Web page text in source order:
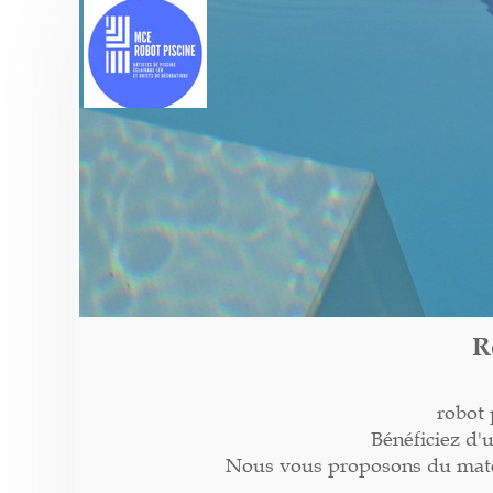
robot
Bénéficiez
Nous vous proposons du